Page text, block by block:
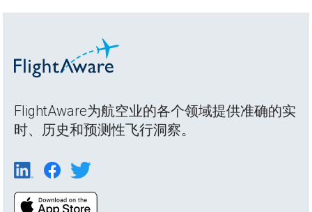
FlightAware为航空业的各个领域提供准确的实
时、历史和预测性飞行洞察。